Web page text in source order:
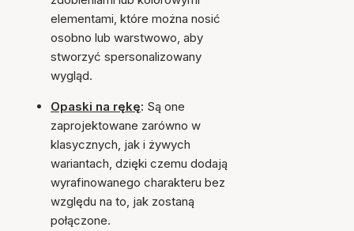
elementami, które można nosić
osobno lub warstwowo, aby
stworzyć spersonalizowany
wygląd.
Opaski na rękę: Są one
zaprojektowane zarówno w
klasycznych, jak i żywych
wariantach, dzięki czemu dodają
wyrafinowanego charakteru bez
względu na to, jak zostaną
połączone.